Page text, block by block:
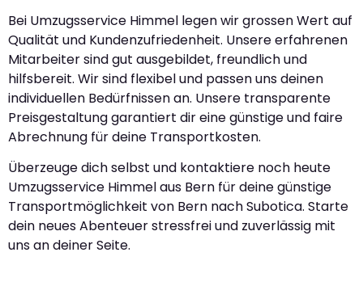
Bei Umzugsservice Himmel legen wir grossen Wert auf
Qualität und Kundenzufriedenheit. Unsere erfahrenen
Mitarbeiter sind gut ausgebildet, freundlich und
hilfsbereit. Wir sind flexibel und passen uns deinen
individuellen Bedürfnissen an. Unsere transparente
Preisgestaltung garantiert dir eine günstige und faire
Abrechnung für deine Transportkosten.
Überzeuge dich selbst und kontaktiere noch heute
Umzugsservice Himmel aus Bern für deine günstige
Transportmöglichkeit von Bern nach Subotica. Starte
dein neues Abenteuer stressfrei und zuverlässig mit
uns an deiner Seite.